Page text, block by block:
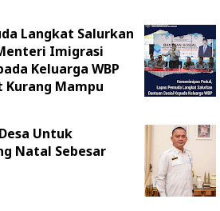
Langkat Salurkan
Imigrasi
Keluarga WBP
Kurang Mampu
Untuk
Natal Sebesar